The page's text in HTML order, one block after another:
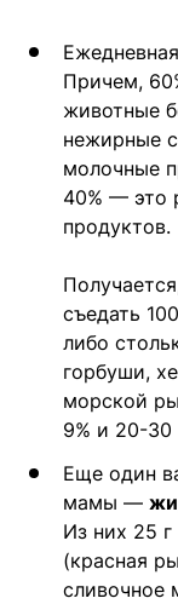
Причем,
животные
нежирные
молочные
40% — это
продуктов.
съедать
либо
горбуши,
морской
9% и 20-30
Еще один
мамы —
Из них 25
(красная
сливочное